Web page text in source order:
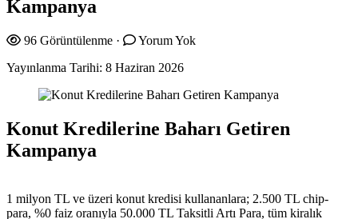
Kampanya
96 Görüntülenme ·
Yorum Yok
Yayınlanma Tarihi: 8 Haziran 2026
Konut Kredilerine Baharı Getiren
Kampanya
1 milyon TL ve üzeri konut kredisi kullananlara; 2.500 TL chip-
para, %0 faiz oranıyla 50.000 TL Taksitli Artı Para, tüm kiralık